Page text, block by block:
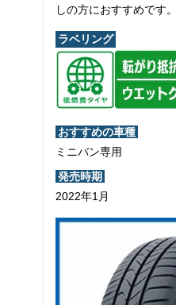
しの方におすすめです。
ラベリング
おすすめの車種
ミニバン専用
発売時期
2022年1月